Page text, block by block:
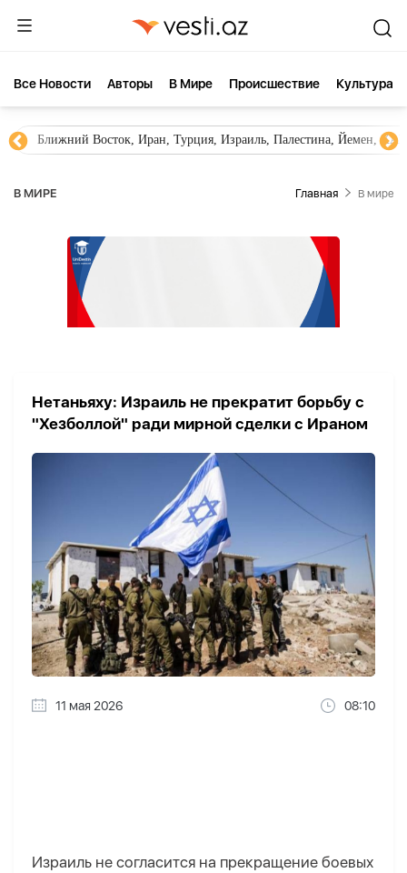
Все Новости Aвторы В Мире Происшествие Культура
Ближний Восток, Иран, Турция, Израиль, Палестина, Йемен,
В МИРЕ Главная В мире
Нетаньяху: Израиль не прекратит борьбу с
"Хезболлой" ради мирной сделки с Ираном
11 мая 2026 08:10
Израиль не согласится на прекращение боевых